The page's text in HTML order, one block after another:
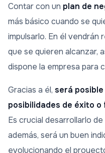
Contar con un plan de
más básico cuando se
impulsarlo. En él
que se quieren alcanzar,
dispone la empresa para
Gracias a él, será
posibilidades de éxito o
Es crucial desarrollarlo
además, será un buen
evolucionando el